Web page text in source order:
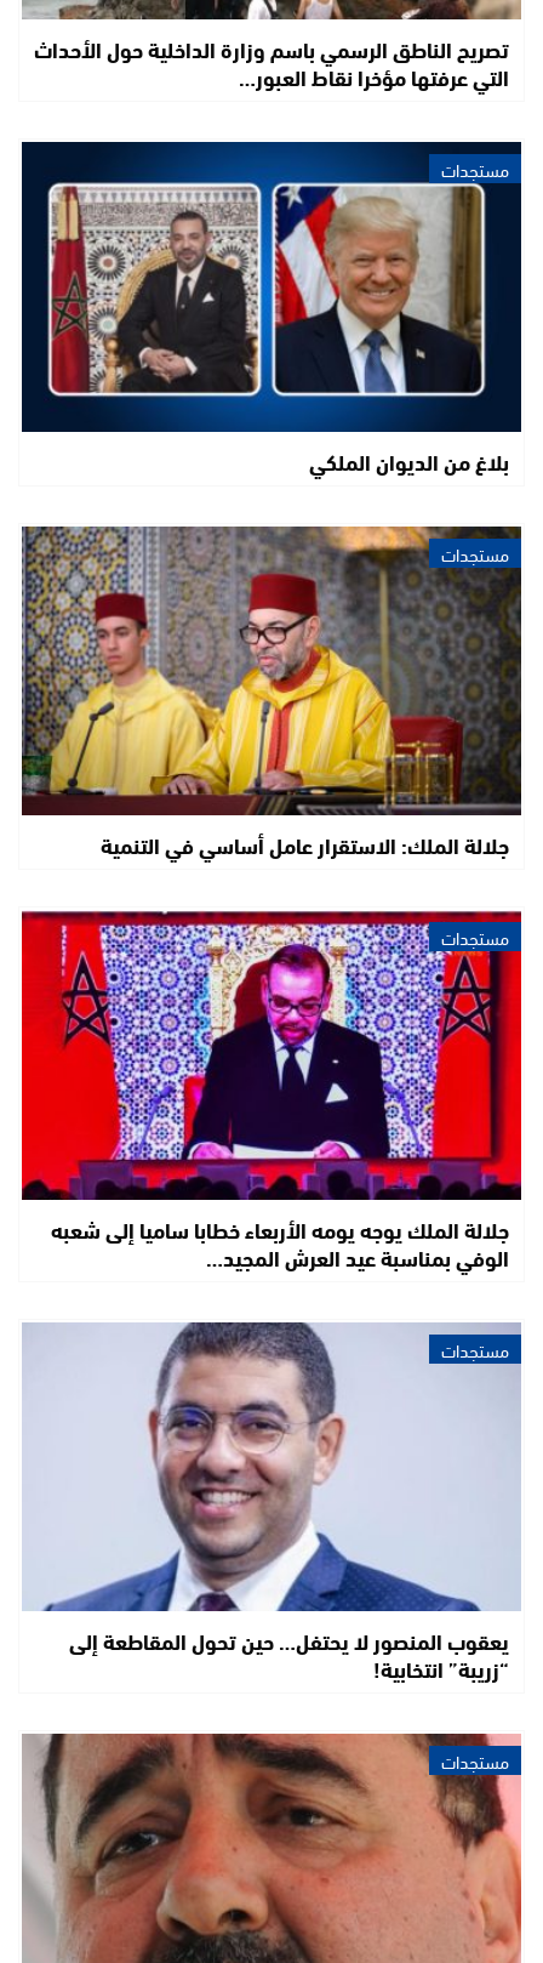
تصريح الناطق الرسمي باسم وزارة الداخلية حول الأحداث
التي عرفتها مؤخرا نقاط العبور…
مستجدات
بلاغ من الديوان الملكي
مستجدات
جلالة الملك: الاستقرار عامل أساسي في التنمية
مستجدات
جلالة الملك يوجه يومه الأربعاء خطابا ساميا إلى شعبه
الوفي بمناسبة عيد العرش المجيد…
مستجدات
يعقوب المنصور لا يحتفل… حين تحول المقاطعة إلى
“زريبة” انتخابية!
مستجدات